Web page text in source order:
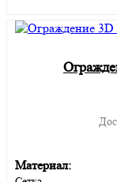
Материал: